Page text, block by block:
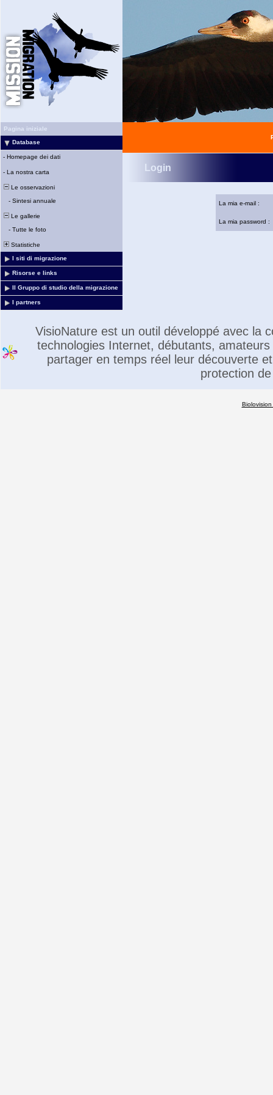
Pagina iniziale
Database
- Homepage dei dati
- La nostra carta
Le osservazioni
- Sintesi annuale
Le gallerie
- Tutte le foto
Statistiche
I siti di migrazione
Risorse e links
Il Gruppo di studio della migrazione
I partners
Login
La mia e-mail :
La mia password :
VisioNature est un outil développé avec la
technologies Internet, débutants,
partager en temps réel leur découverte
protection
Biolovision